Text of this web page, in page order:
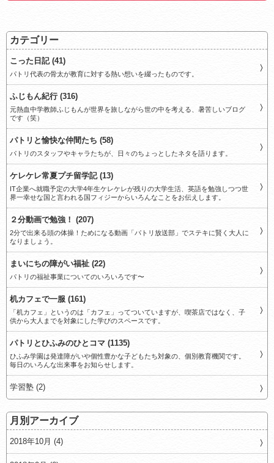
カテゴリー
こった日記 (41)
パトリ代表の骨太が教育に対する熱い想いを綴ったものです。
ふじもん紀行 (316)
元熱血中学教師ふじもんが世界を旅しながら世の中を考える、暑苦しいブログ
です（笑）
パトリと愉快な仲間たち (58)
パトリのスタッフやキャラたちが、日々のちょっとしたネタを語ります。
ケレケレ常夏プチ留学記 (13)
IT企業へ就職予定の大学4年生ケレケレが残りの大学生活、英語を勉強しつつ世
界一幸せな国と言われる国フィジーからいろんなことをお伝えします。
２分動画で勉強！ (207)
2分で出来る頭の体操！ためになる動画「パトリ放送部」でステキに賢く大人に
なりましょう。
まいにちの障がい福祉 (22)
パトリの福祉事業についてのいろいろです〜
机カフェで一服 (161)
「机カフェ」というのは「カフェ」ってついていますが、喫茶店ではなく、子
供から大人までを対象にした学びのスペースです。
パトリとひふみのひとコマ (1135)
ひふみ学園は発達障がいや個性豊かな子どもたち対象の、個別教育機関です。
毎日のいろんな出来事をお知らせします。
学習塾 (2)
月別アーカイブ
2018年10月 (4)